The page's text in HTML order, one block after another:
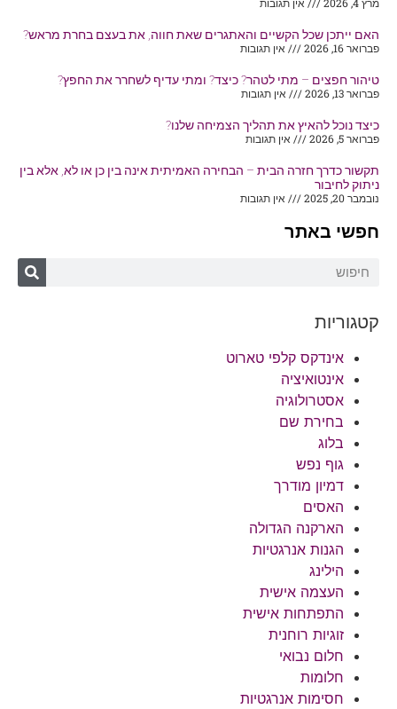
מרץ 4, 2026
אין תגובות
האם ייתכן שכל הקשיים והאתגרים שאת חווה, את בעצם בחרת מראש?
פברואר 16, 2026
אין תגובות
טיהור חפצים – מתי לטהר? כיצד? ומתי עדיף לשחרר את החפץ?
פברואר 13, 2026
אין תגובות
כיצד נוכל להאיץ את תהליך הצמיחה שלנו?
פברואר 5, 2026
אין תגובות
תקשור כדרך חזרה הבית – הבחירה האמיתית אינה בין כן או לא, אלא בין
ניתוק לחיבור
נובמבר 20, 2025
אין תגובות
חפשי באתר
קטגוריות
אינדקס קלפי טארוט
אינטואיציה
אסטרולוגיה
בחירת שם
בלוג
גוף נפש
דמיון מודרך
האסים
הארקנה הגדולה
הגנות אנרגטיות
הילינג
העצמה אישית
התפתחות אישית
זוגיות רוחנית
חלום נבואי
חלומות
חסימות אנרגטיות